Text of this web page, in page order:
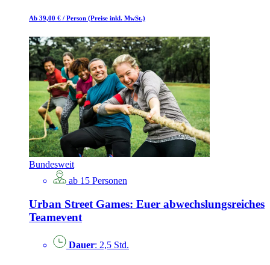
Ab 39,00 € / Person (Preise inkl. MwSt.)
Bundesweit
ab 15 Personen
Urban Street Games: Euer abwechslungsreiches
Teamevent
Dauer: 2,5 Std.